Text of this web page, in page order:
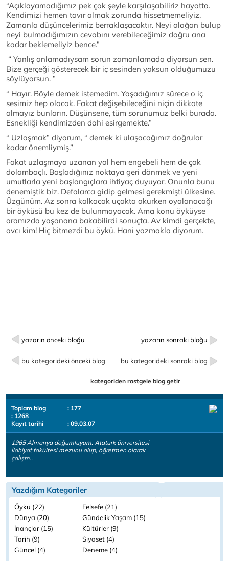
“Açıklayamadığımız pek çok şeyle karşılaşabiliriz hayatta.
Kendimizi hemen tavır almak zorunda hissetmemeliyiz.
Zamanla düşüncelerimiz berraklaşacaktır. Neyi olağan bulup
neyi bulmadığımızın cevabını verebileceğimiz doğru ana
kadar beklemeliyiz bence.”
“ Yanlış anlamadıysam sorun zamanlamada diyorsun sen.
Bize gerçeği gösterecek bir iç sesinden yoksun olduğumuzu
söylüyorsun. ”
“ Hayır. Böyle demek istemedim. Yaşadığımız sürece o iç
sesimiz hep olacak. Fakat değişebileceğini niçin dikkate
almayız bunların. Düşünsene, tüm sorunumuz belki burada.
Esnekliği kendimizden dahi esirgemekte.”
“ Uzlaşmak” diyorum, “ demek ki ulaşacağımız doğrular
kadar önemliymiş.”
Fakat uzlaşmaya uzanan yol hem engebeli hem de çok
dolambaçlı. Başladığınız noktaya geri dönmek ve yeni
umutlarla yeni başlangıçlara ihtiyaç duyuyor. Onunla bunu
denemiştik biz. Defalarca gidip gelmesi gerekmişti ülkesine.
Üzgünüm. Az sonra kalkacak uçakta okurken oyalanacağı
bir öyküsü bu kez de bulunmayacak. Ama konu öyküyse
aramızda yaşanana bakabilirdi sonuçta. Av kimdi gerçekte,
avcı kim! Hiç bitmezdi bu öykü. Hani yazmakla diyorum.
yazarın önceki bloğu yazarın sonraki bloğu
bu kategorideki önceki blog bu kategorideki sonraki blog
kategoriden rastgele blog getir
Toplam blog
: 177
: 1268
Kayıt tarihi
: 09.03.07
1965 Almanya doğumluyum. Atatürk üniversitesi
İlahiyat fakültesi mezunu olup, öğretmen olarak
çalışm..
Yazdığım Kategoriler
Öykü (22)
Felsefe (21)
Dünya (20)
Gündelik Yaşam (15)
İnançlar (15)
Kültürler (9)
Tarih (9)
Siyaset (4)
Güncel (4)
Deneme (4)